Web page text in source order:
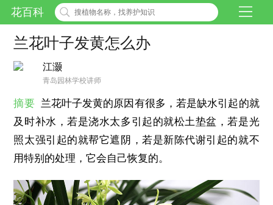
花百科
兰花叶子发黄怎么办
江灏
青岛园林学校讲师
摘要 兰花叶子发黄的原因有很多，若是缺水引起的就
及时补水，若是浇水太多引起的就松土垫盆，若是光
照太强引起的就帮它遮阴，若是新陈代谢引起的就不
用特别的处理，它会自己恢复的。